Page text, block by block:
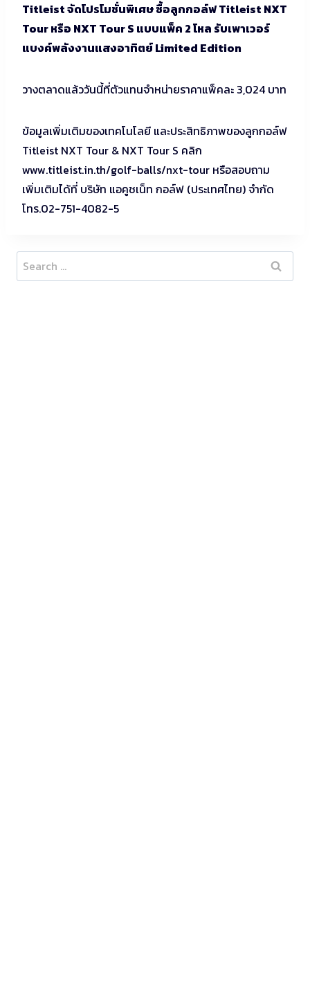
Titleist จัดโปรโมชั่นพิเศษ ซื้อลูกกอล์ฟ Titleist NXT
Tour หรือ NXT Tour S แบบแพ็ค 2 โหล รับเพาเวอร์
แบงค์พลังงานแสงอาทิตย์ Limited Edition
วางตลาดแล้ววันนี้ที่ตัวแทนจำหน่ายราคาแพ็คละ 3,024 บาท
ข้อมูลเพิ่มเติมของเทคโนโลยี และประสิทธิภาพของลูกกอล์ฟ
Titleist NXT Tour & NXT Tour S คลิก
www.titleist.in.th/golf-balls/nxt-tour หรือสอบถาม
เพิ่มเติมได้ที่ บริษัท แอคูชเน็ท กอล์ฟ (ประเทศไทย) จำกัด
โทร.02-751-4082-5
Search
for: